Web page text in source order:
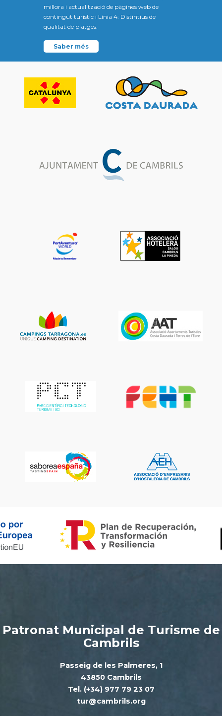
millora i actualització de pàgines web de
contingut turístic i Línia 4: Distintius de
qualitat de platges.
Saber més
Patronat Municipal de Turisme de
Cambrils
Passeig de les Palmeres, 1
43850 Cambrils
Tel. (+34) 977 79 23 07
tur@cambrils.org